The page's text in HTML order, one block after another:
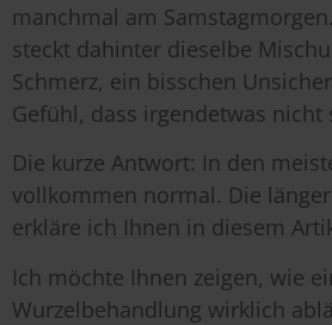
manchmal am
steckt dahinter dieselbe
Schmerz, ein bisschen
Gefühl, dass irgendetwas nicht
Die kurze Antwort: In den
vollkommen normal. Die
erkläre ich Ihnen in diesem
Ich möchte Ihnen zeigen, wie
Wurzelbehandlung wirklich